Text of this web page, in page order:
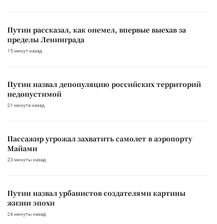
Путин рассказал, как онемел, впервые выехав за
пределы Ленинграда
15 минут назад
Путин назвал депопуляцию российских территорий
недопустимой
21 минута назад
Пассажир угрожал захватить самолет в аэропорту
Майами
23 минуты назад
Путин назвал урбанистов создателями картины
жизни эпохи
24 минуты назад